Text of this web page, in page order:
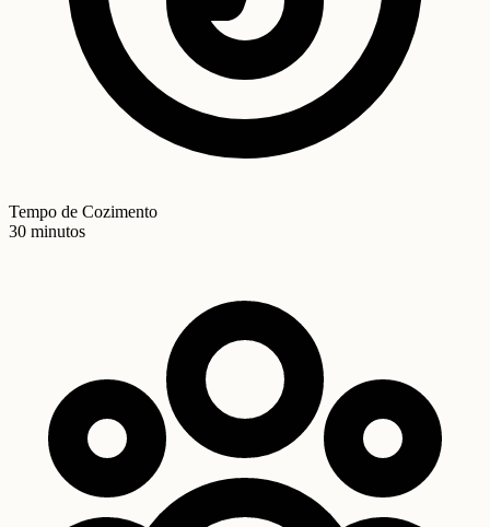
Tempo de Cozimento
30 minutos